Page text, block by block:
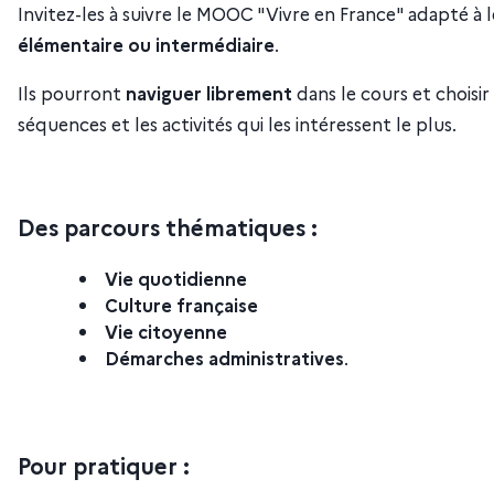
Invitez-les à suivre le MOOC "Vivre en France" adapté à
élémentaire ou intermédiaire.
Ils pourront naviguer librement dans le cours et
séquences et les activités qui les intéressent le plus.
Des parcours thématiques :
Vie quotidienne
Culture française
Vie citoyenne
Démarches administratives.
Pour pratiquer :